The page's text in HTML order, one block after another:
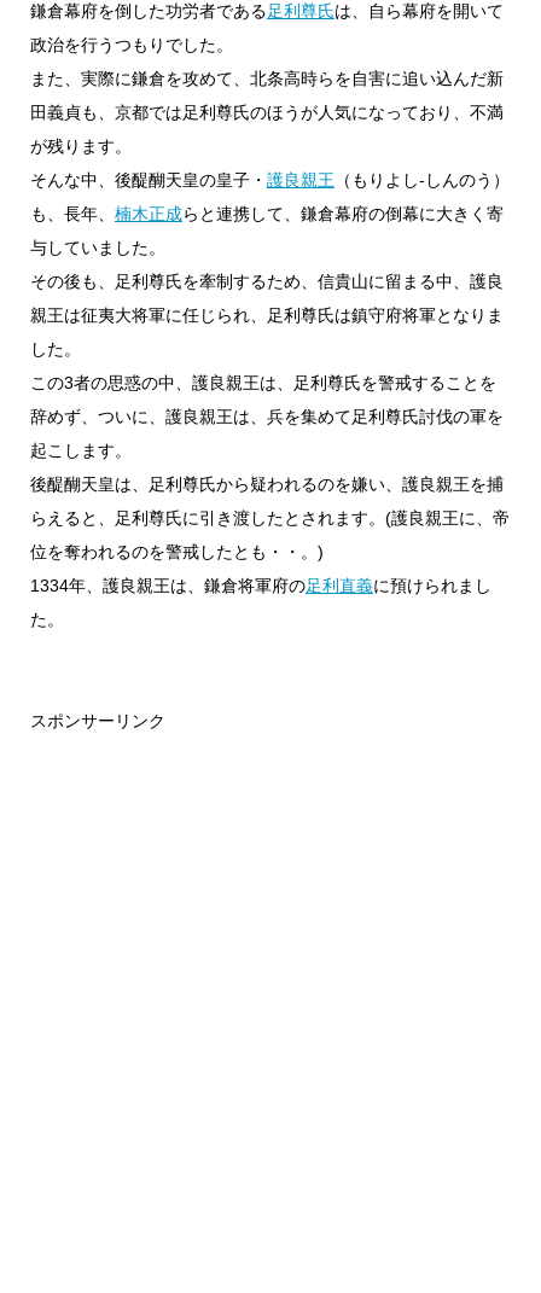
鎌倉幕府を倒した功労者である足利尊氏は、自ら幕府を開いて
政治を行うつもりでした。
また、実際に鎌倉を攻めて、北条高時らを自害に追い込んだ新
田義貞も、京都では足利尊氏のほうが人気になっており、不満
が残ります。
そんな中、後醍醐天皇の皇子・ 護良親王 （もりよし-しんのう）
も、長年、 楠木正成らと連携して、鎌倉幕府の倒幕に大きく寄
与していました。
その後も、足利尊氏を牽制するため、信貴山に留まる中、護良
親王は征夷大将軍に任じられ、足利尊氏は鎮守府将軍となりま
した。
この3者の思惑の中、護良親王は、足利尊氏を警戒することを
辞めず、ついに、護良親王は、兵を集めて足利尊氏討伐の軍を
起こします。
後醍醐天皇は、足利尊氏から疑われるのを嫌い、護良親王を捕
らえると、足利尊氏に引き渡したとされます。(護良親王に、帝
位を奪われるのを警戒したとも・・。)
1334年、護良親王は、鎌倉将軍府の足利直義に預けられまし
た。
スポンサーリンク